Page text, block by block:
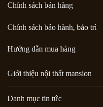
Chính sách bán hàng
Chính sách bảo hành, bảo trì
Hướng dẫn mua hàng
Giới thiệu nội thất mansion
Danh mục tin tức